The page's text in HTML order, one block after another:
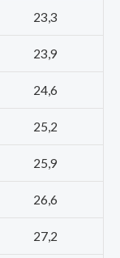
23,3
23,9
24,6
25,2
25,9
26,6
27,2